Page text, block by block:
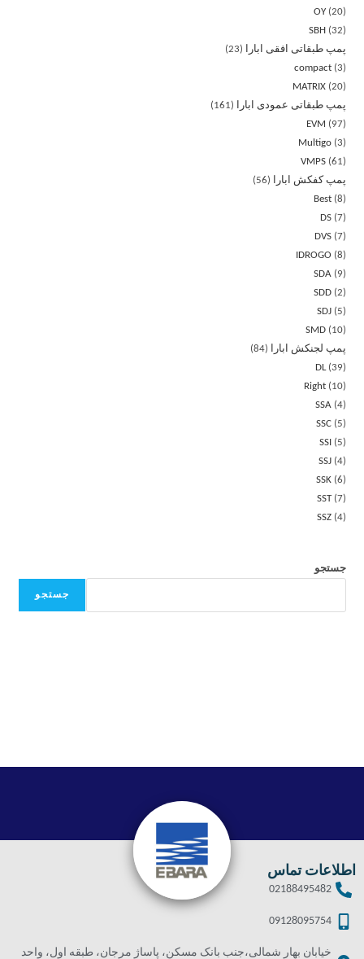
OY 20
SBH
32
پمپ طبقاتی افقی ابارا
23
compact 3
MATRIX 20
پمپ طبقاتی عمودی ابارا
161
EVM
97
Multigo 3
VMPS 61
پمپ کفکش ابارا
56
Best 8
DS 7
DVS 7
IDROGO
8
SDA
9
SDD 2
SDJ
5
SMD
10
پمپ لجنکش ابارا
84
DL 39
Right
10
SSA 4
SSC
5
SSI
5
SSJ 4
SSK 6
SST 7
SSZ 4
جستجو
جستجو
اطلاعات تماس
02188495482
09128095754
خیابان بهار شمالی،جنب بانک مسکن، پاساژ مرجان، طبقه اول، واحد